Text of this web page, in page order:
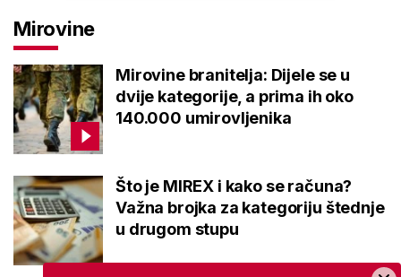
Mirovine
Mirovine branitelja: Dijele se u
dvije kategorije, a prima ih oko
140.000 umirovljenika
Što je MIREX i kako se računa?
Važna brojka za kategoriju štednje
u drugom stupu